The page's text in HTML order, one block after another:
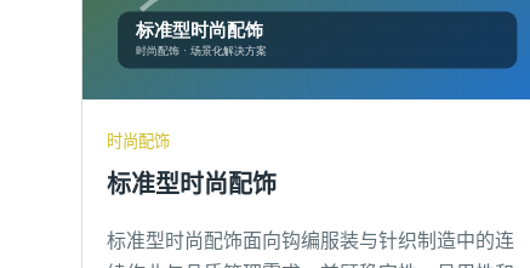
时尚配饰
标准型时尚配饰
标准型时尚配饰面向钩编服装与针织制造中的连